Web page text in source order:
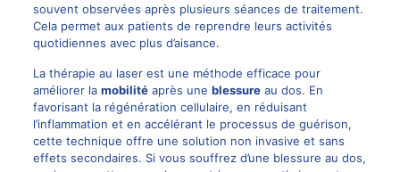
souvent observées après plusieurs séances de traitement.
Cela permet aux patients de reprendre leurs activités
quotidiennes avec plus d’aisance.
La thérapie au laser est une méthode efficace pour
améliorer la mobilitéaprès une blessureau dos. En
favorisant la régénération cellulaire, en réduisant
l’inflammation et en accélérant le processus de guérison,
cette technique offre une solution non invasive et sans
effets secondaires. Si vous souffrez d’une blessure au dos,